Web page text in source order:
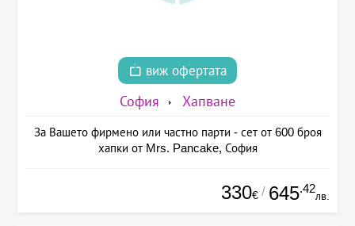
виж офертата
София Хапване
За Вашето фирмено или частно парти - сет от 600 броя
хапки от Mrs. Pancake, София
330€ / 645.42
лв.